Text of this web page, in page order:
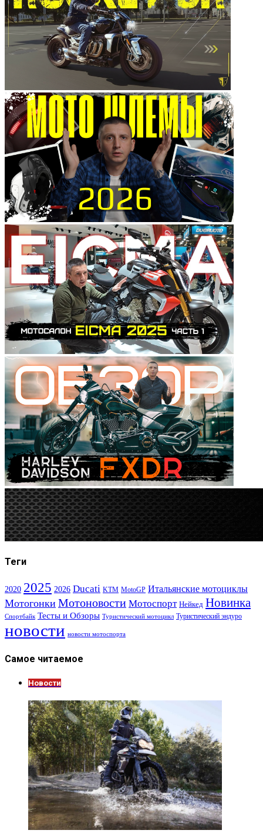
Теги
2020 2025 2026 Ducati KTM MotoGP Итальянские мотоциклы
Мотогонки Мотоновости Мотоспорт Нейкед Новинка
Спортбайк Тесты и Обзоры Туристический мотоцикл Туристический эндуро
новости новости мотоспорта
Самое читаемое
Новости